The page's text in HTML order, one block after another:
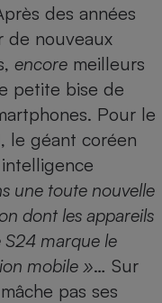
des années
de nouveaux
encore meilleurs
petite bise de
. Pour le
, le géant coréen
une toute nouvelle
dont les appareils
S24 marque le
mobile »… Sur
pas ses
Plaque de cuisson à
induction
Climatiseur -
Ventilateur
Téléphone mobile -
Smartphone
Antivirus
Climatiseur -
Ventilateur